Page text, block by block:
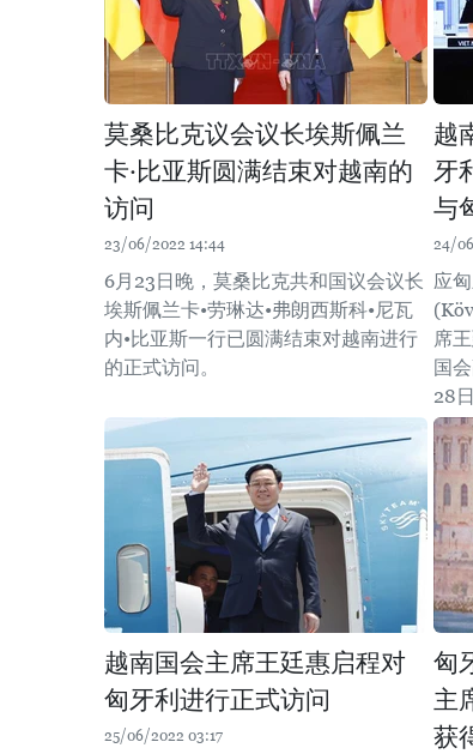
莫桑比克议会议长埃斯佩兰
卡·比亚斯圆满结束对越南的
访问
23/06/2022 14:44
6月23日晚，莫桑比克共和国议会议长
埃斯佩兰卡•劳琳达•弗朗西斯科•尼瓦
内•比亚斯一行已圆满结束对越南进行
的正式访问。
越
牙
与
24/
应
席
国
28
越南国会主席王廷惠启程对
匈牙利进行正式访问
25/06/2022 03:17
匈
主
获